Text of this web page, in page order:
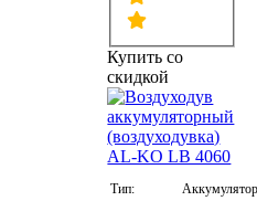
Купить со
скидкой
Тип: